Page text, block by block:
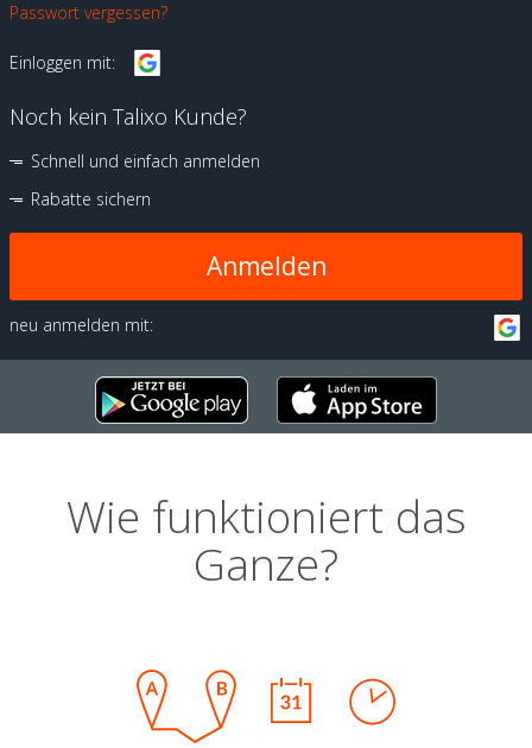
Passwort vergessen?
Einloggen mit:
Noch kein Talixo Kunde?
Schnell und einfach anmelden
Rabatte sichern
Anmelden
neu anmelden mit:
Wie funktioniert das
Ganze?